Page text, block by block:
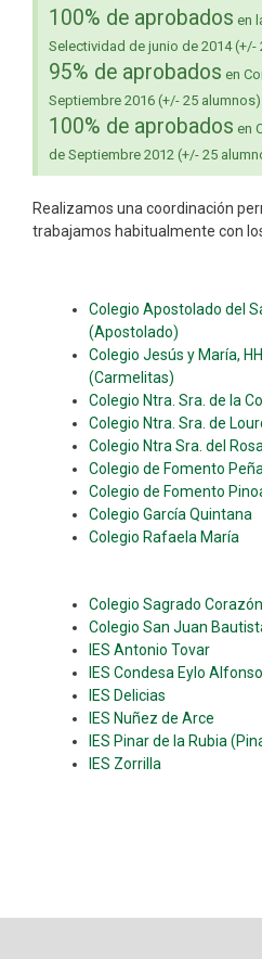
100% de aprobados en
Selectividad de junio de 2014 (+/-
95% de aprobados en
Septiembre 2016 (+/- 25
100% de aprobados en
de Septiembre 2012 (+/- 25
Realizamos una coordinación
trabajamos habitualmente con
Colegio Apostolado del
(Apostolado)
Colegio Jesús y María,
(Carmelitas)
Colegio Ntra. Sra. de la
Colegio Ntra. Sra. de
Colegio Ntra Sra. del
Colegio de Fomento
Colegio de Fomento
Colegio García Quintana
Colegio Rafaela María
Colegio Sagrado
Colegio San Juan
IES Antonio Tovar
IES Condesa Eylo Alfonso
IES Delicias
IES Nuñez de Arce
IES Pinar de la Rubia
IES Zorrilla